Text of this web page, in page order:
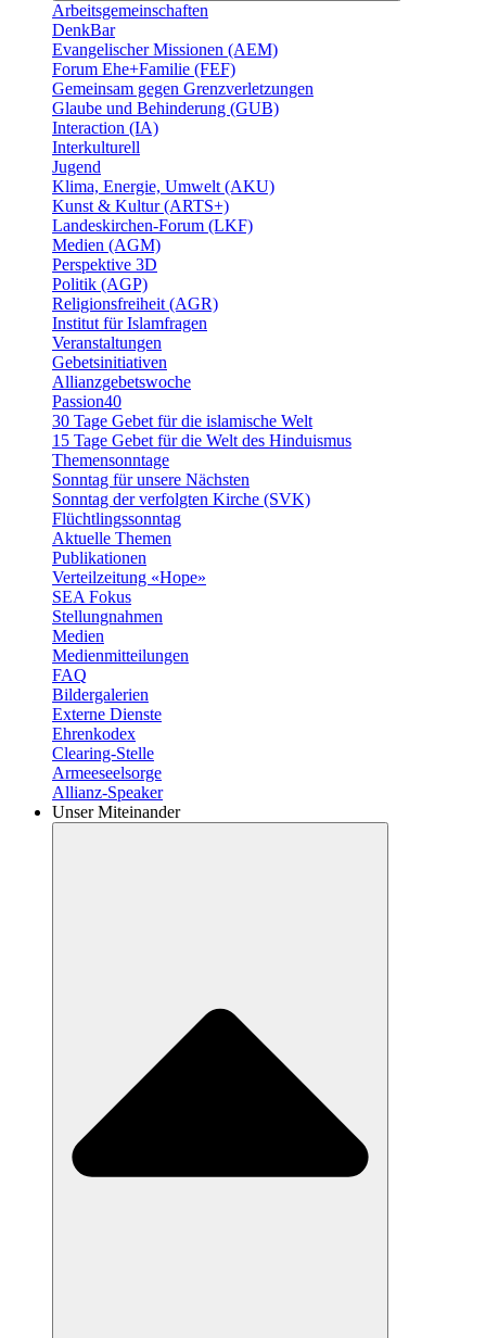
Arbeitsgemeinschaften
DenkBar
Evangelischer Missionen (AEM)
Forum Ehe+Familie (FEF)
Gemeinsam gegen Grenzverletzungen
Glaube und Behinderung (GUB)
Interaction (IA)
Interkulturell
Jugend
Klima, Energie, Umwelt (AKU)
Kunst & Kultur (ARTS+)
Landeskirchen-Forum (LKF)
Medien (AGM)
Perspektive 3D
Politik (AGP)
Religionsfreiheit (AGR)
Institut für Islamfragen
Veranstaltungen
Gebetsinitiativen
Allianzgebetswoche
Passion40
30 Tage Gebet für die islamische Welt
15 Tage Gebet für die Welt des Hinduismus
Themensonntage
Sonntag für unsere Nächsten
Sonntag der verfolgten Kirche (SVK)
Flüchtlingssonntag
Aktuelle Themen
Publikationen
Verteilzeitung «Hope»
SEA Fokus
Stellungnahmen
Medien
Medienmitteilungen
FAQ
Bildergalerien
Externe Dienste
Ehrenkodex
Clearing-Stelle
Armeeseelsorge
Allianz-Speaker
Unser Miteinander